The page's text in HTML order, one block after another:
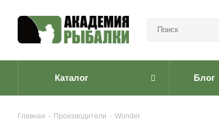
Каталог Блог
Главная - Производители - Wonder